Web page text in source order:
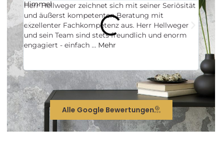
Herr Hellweger zeichnet sich mit seiner Seriösität
und äußerst kompetenten Beratung mit
exzellenter Fachkompetenz aus. Herr Hellweger
und sein Team sind stets freundlich und enorm
engagiert - einfach … Mehr
Herr
und
mehr
weiter.
Alle Google Bewertungen